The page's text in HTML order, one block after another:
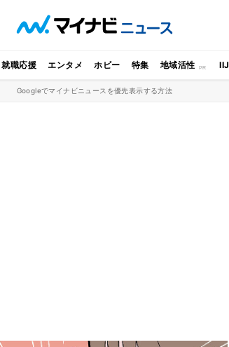
就職応援 エンタメ ホビー 特集 地域活性 IIJ
Googleでマイナビニュースを優先表示する方法